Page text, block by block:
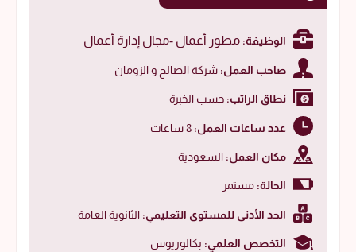
الوظيفة: مطور أعمال -مجال إدارة أعمال
صاحب العمل: شركة الصالح و الزومان
نطاق الراتب: حسب الخبرة
عدد ساعات العمل:
مكان العمل: السعودية
الحالة: مستمر
الحد الأدنى للمستوى التعليمي: الثانوية العامة
التخصص العلمي: بكالوريوس